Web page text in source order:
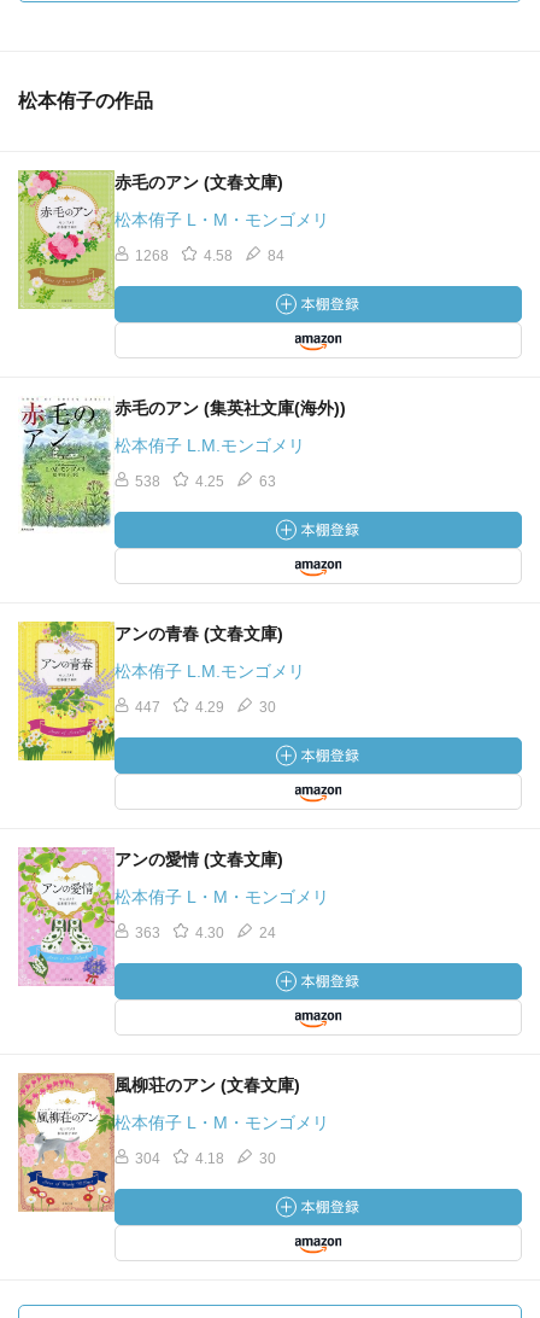
松本侑子の作品
赤毛のアン (文春文庫)
松本侑子 L・M・モンゴメリ
1268 4.58 84
赤毛のアン (集英社文庫(海外))
松本侑子 L.M.モンゴメリ
538 4.25 63
アンの青春 (文春文庫)
松本侑子 L.M.モンゴメリ
447 4.29 30
アンの愛情 (文春文庫)
松本侑子 L・M・モンゴメリ
363 4.30 24
風柳荘のアン (文春文庫)
松本侑子 L・M・モンゴメリ
304 4.18 30